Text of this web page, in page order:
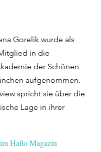
Gorelik wurde als
in die
der Schönen
aufgenommen.
spricht sie über die
Lage in ihrer
Hallo Magazin